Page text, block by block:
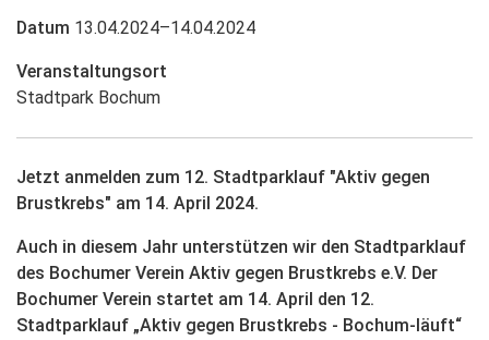
Datum 13.04.2024–14.04.2024
Veranstaltungsort
Stadtpark Bochum
Jetzt anmelden zum 12. Stadtparklauf "Aktiv gegen
Brustkrebs" am 14. April 2024.
Auch in diesem Jahr unterstützen wir den Stadtparklauf
des Bochumer Verein Aktiv gegen Brustkrebs e.V. Der
Bochumer Verein startet am 14. April den 12.
Stadtparklauf „Aktiv gegen Brustkrebs - Bochum-läuft“